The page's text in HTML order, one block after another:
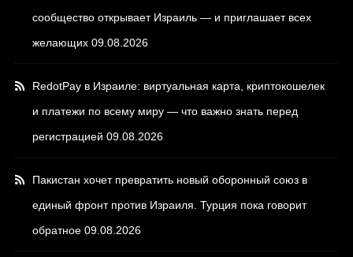
сообщество открывает Израиль — и приглашает всех
желающих 09.08.2026
RedotPay в Израиле: виртуальная карта, криптокошелек
и платежи по всему миру — что важно знать перед
регистрацией 09.08.2026
Пакистан хочет превратить новый оборонный союз в
единый фронт против Израиля. Турция пока говорит
обратное 09.08.2026